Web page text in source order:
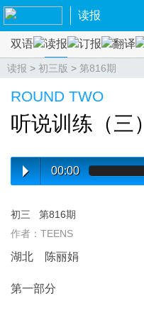
读报
双语 读报 订报 翻译
读报 > 初三版 > 第816期
ROUND TWO
听说训练（三）
00:00
初三
第816期
作者：TEENS
湖北 陈丽娟
第一部分